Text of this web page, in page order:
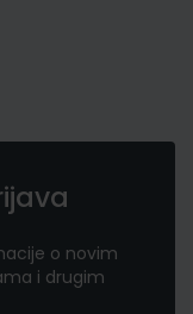
o novim
i drugim